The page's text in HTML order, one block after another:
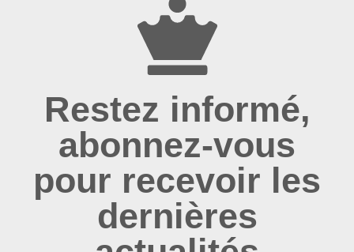
Restez informé,
abonnez-vous
pour recevoir les
dernières